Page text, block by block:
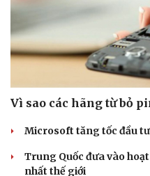
Vì sao các hãng từ bỏ
Microsoft tăng tốc đầu
Trung Quốc đưa vào
nhất thế giới